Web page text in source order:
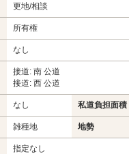
更地/相談
所有権
なし
接道: 南 公道
接道: 西 公道
なし 私道負担面積
雑種地 地勢
指定なし